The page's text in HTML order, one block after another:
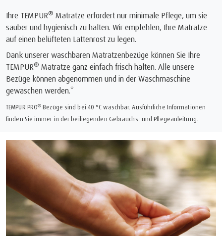
Ihre TEMPUR® Matratze erfordert nur minimale Pflege, um sie
sauber und hygienisch zu halten. Wir empfehlen, Ihre Matratze
auf einen belüfteten Lattenrost zu legen.
Dank unserer waschbaren Matratzenbezüge können Sie Ihre
TEMPUR® Matratze ganz einfach frisch halten. Alle unsere
Bezüge können abgenommen und in der Waschmaschine
gewaschen werden.*
TEMPUR PRO® Bezüge sind bei 40 °C waschbar. Ausführliche Informationen
finden Sie immer in der beiliegenden Gebrauchs- und Pflegeanleitung.